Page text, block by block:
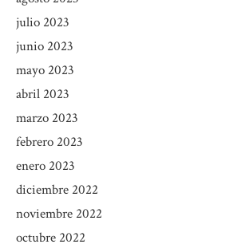
julio 2023
junio 2023
mayo 2023
abril 2023
marzo 2023
febrero 2023
enero 2023
diciembre 2022
noviembre 2022
octubre 2022